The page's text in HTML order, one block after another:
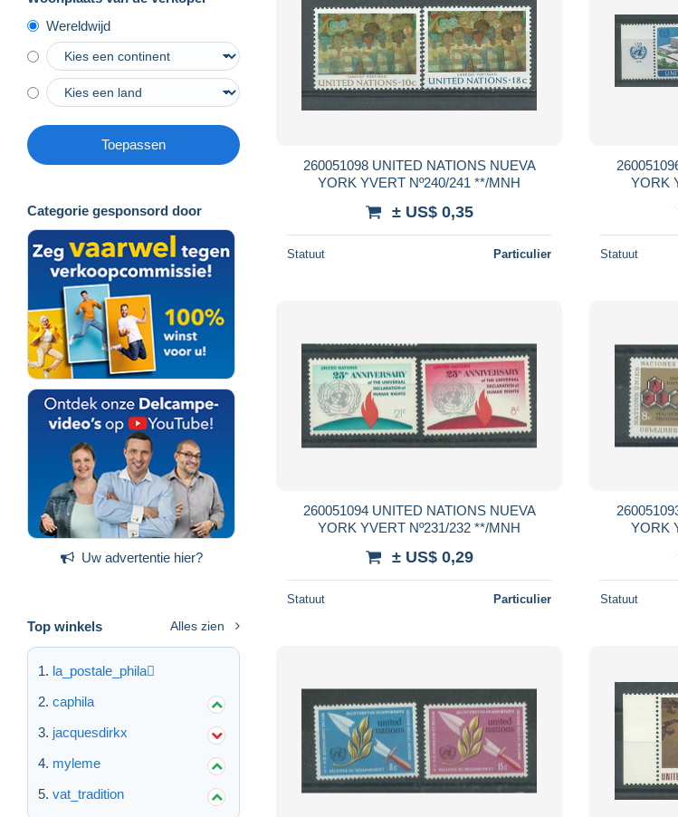
Wereldwijd
Toepassen
Categorie gesponsord door
Uw advertentie hier?
Top winkels Alles zien
la_postale_phila
caphila
jacquesdirkx
myleme
vat_tradition
260051098 UNITED NATIONS NUEVA
YORK YVERT Nº240/241 **/MNH
± US$ 0,35
Statuut Particulier
260051096 UNITED NATIONS
Statuut
260051094 UNITED NATIONS NUEVA
YORK YVERT Nº231/232 **/MNH
± US$ 0,29
Statuut Particulier
260051093 UNITED NATIONS
Statuut